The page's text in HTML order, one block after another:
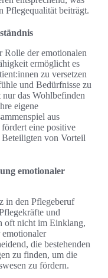
Pflegequalität beiträgt.
Rolle der emotionalen
ermöglicht es
zu versetzen
und Bedürfnisse zu
das Wohlbefinden
eigene
aus
eine positive
von Vorteil
emotionaler
in den Pflegeberuf
und
oft nicht im Einklang,
die bestehenden
zu finden, um die
zu fördern.